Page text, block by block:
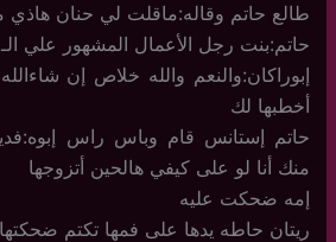
طالع حاتم وقاله:ماقلت لي حنان هاذي
حاتم:بنت رجل الأعمال المشهور علي الـ
إبوراكان:والنعم والله خلاص إن
أخطبها لك
حاتم إستانس قام وباس راس
منك أنا لو على كيفي هالحين أتزوجها
إمه ضحكت عليه
ريتان حاطه يدها على فمها تكتم ضحكتها